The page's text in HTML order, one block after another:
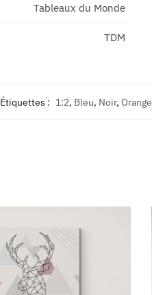
Tableaux du Monde
TDM
Étiquettes : 1:2, Bleu, Noir, Orange